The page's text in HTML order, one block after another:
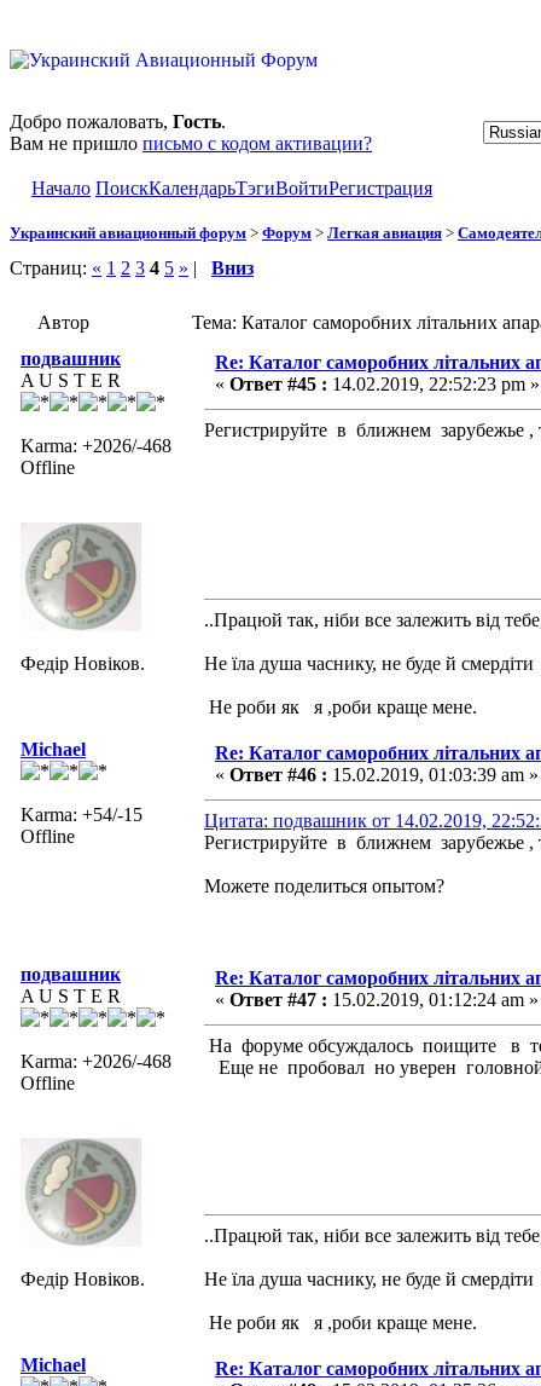
Добро пожаловать, Гость.
Вам не пришло письмо с кодом активации?
Начало ПоискКалендарьТэгиВойтиРегистрация
Украинский авиационный форум > Форум > Легкая авиация >
Страниц: « 1 2 3 4 5 » | Вниз
Автор
Тема: Каталог саморобних літальних
подвашник
A U S T E R
Karma: +2026/-468
Offline
Федір Новіков.
Re: Каталог саморобних літальних
« Ответ #45 : 14.02.2019, 22:52:23 pm »
Регистрируйте в ближнем зарубежье
..Працюй так, ніби все залежить від
Не їла душа часнику, не буде й смердіти
Не роби як я ,роби краще мене.
Michael
Karma: +54/-15
Offline
Re: Каталог саморобних літальних
« Ответ #46 : 15.02.2019, 01:03:39 am »
Цитата: подвашник от 14.02.2019,
Регистрируйте в ближнем зарубежье
Можете поделиться опытом?
подвашник
A U S T E R
Karma: +2026/-468
Offline
Федір Новіков.
Re: Каталог саморобних літальних
« Ответ #47 : 15.02.2019, 01:12:24 am »
На форуме обсуждалось поищите в
Еще не пробовал но уверен
..Працюй так, ніби все залежить від
Не їла душа часнику, не буде й смердіти
Не роби як я ,роби краще мене.
Michael
Re: Каталог саморобних літальних